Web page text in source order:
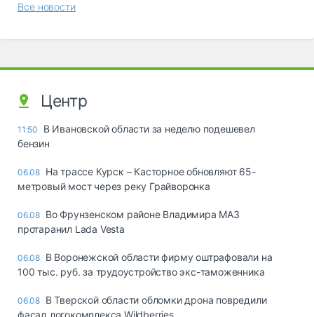
Все новости
Центр
11:50
В Ивановской области за неделю подешевел
бензин
06.08 На трассе Курск – Касторное обновляют 65-
метровый мост через реку Грайворонка
06.08 Во Фрунзенском районе Владимира МАЗ
протаранил Lada Vesta
06.08 В Воронежской области фирму оштрафовали на
100 тыс. руб. за трудоустройство экс-таможенника
06.08 В Тверской области обломки дрона повредили
фасад логокомплекса Wildberries